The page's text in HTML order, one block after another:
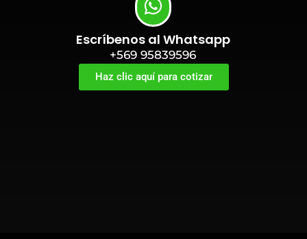
Escríbenos al Whatsapp
+569 95839596
Haz clic aquí para cotizar